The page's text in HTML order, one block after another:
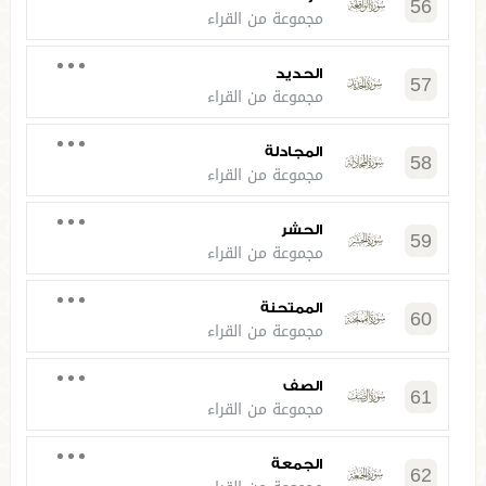
مجموعة من القراء
57 الحديد
مجموعة من القراء
58 المجادلة
مجموعة من القراء
59 الحشر
مجموعة من القراء
60 الممتحنة
مجموعة من القراء
61 الصف
مجموعة من القراء
62 الجمعة